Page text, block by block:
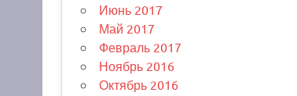
Июнь 2017
Май 2017
Февраль 2017
Ноябрь 2016
Октябрь 2016